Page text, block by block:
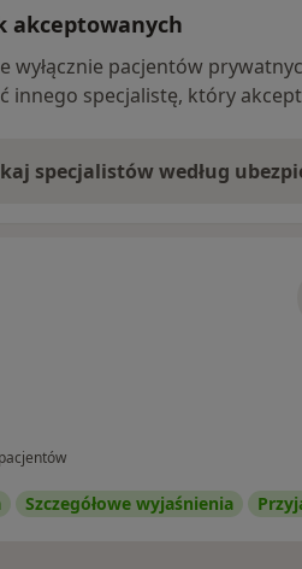
akceptowanych
wyłącznie pacjentów
innego specjalistę, który
specjalistów według
Szczegółowe wyjaśnienia